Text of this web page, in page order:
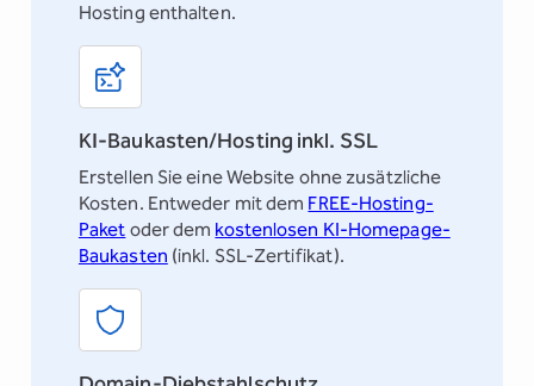
Hosting enthalten.
KI-Baukasten/Hosting inkl. SSL
Erstellen Sie eine Website ohne zusätzliche
Kosten. Entweder mit dem FREE-Hosting-
Paket oder dem kostenlosen KI-Homepage-
Baukasten (inkl. SSL-Zertifikat).